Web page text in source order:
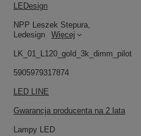
harmonijny klimat
odpoczynkowi. Idealne
nastrój i komfort.
i kontrola
LEDesign
NPP Leszek Stepura,
Ledesign
Więcej
LK_01_L120_gold_3k_dimm_pilot
5905979317874
LED LINE
Gwarancja producenta na 2 lata
Lampy LED